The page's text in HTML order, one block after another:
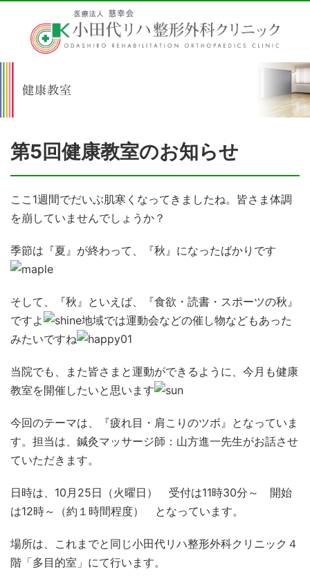
第5回健康教室のお知らせ
ここ1週間でだいぶ肌寒くなってきましたね。皆さま体調
を崩していませんでしょうか？
季節は『夏』が終わって、『秋』になったばかりです
そして、『秋』といえば、
『食欲・読書・スポーツの秋』
ですよ
地域では運動会などの催し物などもあった
みたいですね
当院でも、また皆さまと運動ができるように、今月も健康
教室を開催したいと思います
今回のテーマは、 『疲れ目・肩こりのツボ』 となっていま
す。担当は、鍼灸マッサージ師：山方進一先生がお話させ
ていただきます。
日時は、10月25日（火曜日） 受付は11時30分～ 開始
は12時～（約１時間程度） となっています。
場所は、これまでと同じ小田代リハ整形外科クリニック４
階「多目的室」にて行います。